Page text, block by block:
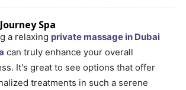
Spa
a relaxing private massage in Dubai
can truly enhance your overall
It's great to see options that offer
treatments in such a serene